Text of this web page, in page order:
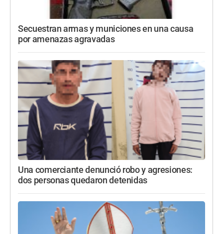
Secuestran armas y municiones en una causa
por amenazas agravadas
Una comerciante denunció robo y agresiones:
dos personas quedaron detenidas